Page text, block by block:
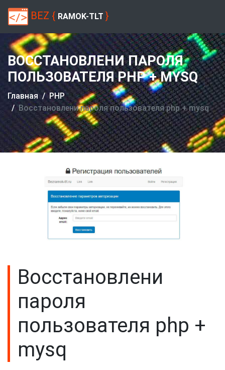
BEZ { RAMOK-TLT }
ВОССТАНОВЛЕНИ ПАРОЛЯ
ПОЛЬЗОВАТЕЛЯ PHP + MYSQ
Главная
PHP
Восстановлени пароля пользователя php + mysq
Восстановлени
пароля
пользователя php +
mysq